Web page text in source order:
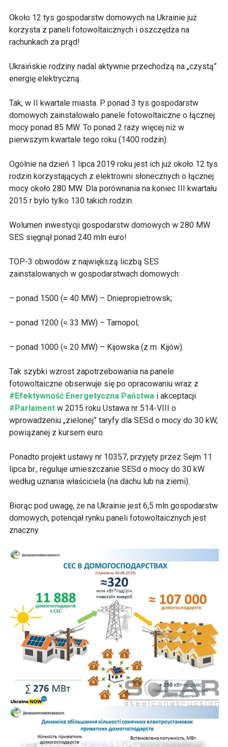
Około 12 tys gospodarstw domowych na Ukrainie już
korzysta z paneli fotowoltaicznych i oszczędza na
rachunkach za prąd!
Ukraińskie rodziny nadal aktywnie przechodzą na „czystą”
energię elektryczną.
Tak, w II kwartale miasta. P. ponad 3 tys gospodarstw
domowych zainstalowało panele fotowoltaiczne o łącznej
mocy ponad 85 MW. To ponad 2 razy więcej niż w
pierwszym kwartale tego roku (1400 rodzin).
Ogólnie na dzień 1 lipca 2019 roku jest ich już około 12 tys
rodzin korzystających z elektrowni słonecznych o łącznej
mocy około 280 MW. Dla porównania na koniec III kwartału
2015 r było tylko 130 takich rodzin.
Wolumen inwestycji gospodarstw domowych w 280 MW
SES sięgnął ponad 240 mln euro!
TOP-3 obwodów z największą liczbą SES
zainstalowanych w gospodarstwach domowych:
– ponad 1500 (≈ 40 MW) – Dniepropietrowsk;
– ponad 1200 (≈ 33 MW) – Tarnopol;
– ponad 1000 (≈ 20 MW) – Kijowska (z m. Kijów).
Tak szybki wzrost zapotrzebowania na panele
fotowoltaiczne obserwuje się po opracowaniu wraz z
#Efektywność Energetyczna Państwa i akceptacji
#Parlament w 2015 roku Ustawa nr 514-VIII o
wprowadzeniu „zielonej” taryfy dla SESd o mocy do 30 kW,
powiązanej z kursem euro.
Ponadto projekt ustawy nr 10357, przyjęty przez Sejm 11
lipca br., reguluje umieszczanie SESd o mocy do 30 kW
według uznania właściciela (na dachu lub na ziemi).
Biorąc pod uwagę, że na Ukrainie jest 6,5 mln gospodarstw
domowych, potencjał rynku paneli fotowoltaicznych jest
znaczny.